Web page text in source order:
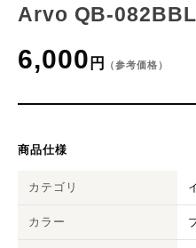
Arvo QB-082BBL
6,000 円 （参考価格）
商品仕様
カテゴリ
カラー